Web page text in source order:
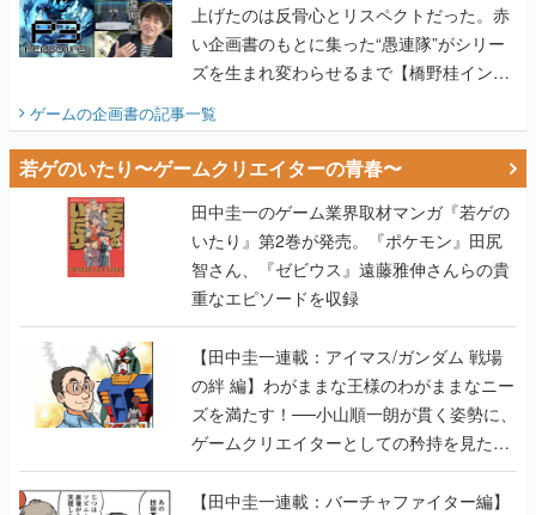
上げたのは反骨心とリスペクトだった。赤
い企画書のもとに集った“愚連隊”がシリー
ズを生まれ変わらせるまで【橋野桂インタ
ゲームの企画書の記事一覧
若ゲのいたり〜ゲームクリエイターの青春〜
田中圭一のゲーム業界取材マンガ『若ゲの
いたり』第2巻が発売。『ポケモン』田尻
智さん、『ゼビウス』遠藤雅伸さんらの貴
重なエピソードを収録
【田中圭一連載：アイマス/ガンダム 戦場
の絆 編】わがままな王様のわがままなニー
ズを満たす！──小山順一朗が貫く姿勢に、
ゲームクリエイターとしての矜持を見た
【若ゲのいたり最終回】
【田中圭一連載：バーチャファイター編】